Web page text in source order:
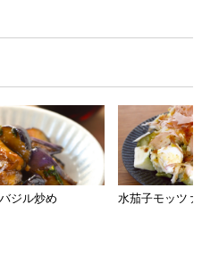
ジル炒め 水茄子モッツァ